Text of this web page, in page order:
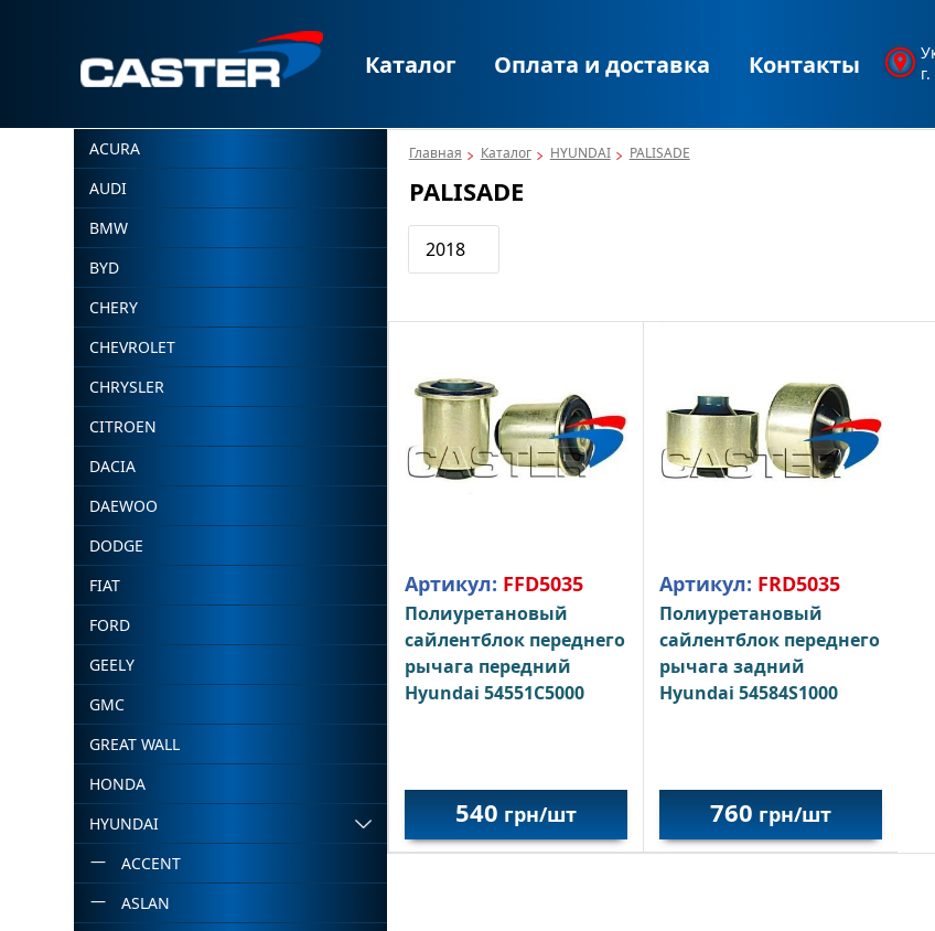
Каталог Оплата и доставка Контакты
ACURA
AUDI
BMW
BYD
CHERY
CHEVROLET
CHRYSLER
CITROEN
DACIA
DAEWOO
DODGE
FIAT
FORD
GEELY
GMC
GREAT WALL
HONDA
HYUNDAI
ACCENT
ASLAN
Главная Каталог HYUNDAI PALISADE
PALISADE
2018
Артикул: FFD5035
Полиуретановый
сайлентблок переднего
рычага передний
Hyundai 54551C5000
540 грн/шт
Артикул: FRD5035
Полиуретановый
сайлентблок переднего
рычага задний
Hyundai 54584S1000
760 грн/шт